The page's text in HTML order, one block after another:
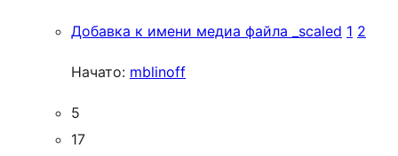
Добавка к имени медиа файла _scaled 1 2
Начато: mblinoff
5
17